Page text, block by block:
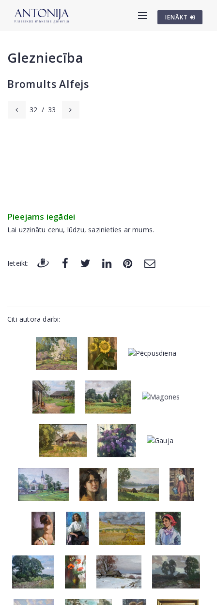
IENĀKT
Glezniecība
Bromults Alfejs
32 / 33
Pieejams iegādei
Lai uzzinātu cenu, lūdzu, sazinieties ar mums.
Ieteikt:
Citi autora darbi: